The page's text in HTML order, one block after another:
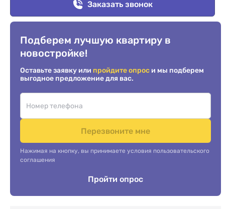
Заказать звонок
Подберем лучшую квартиру в
новостройке!
Оставьте заявку или пройдите опрос и мы подберем
выгодное предложение для вас.
Перезвоните мне
Нажимая на кнопку, вы принимаете условия пользовательского
соглашения
Пройти опрос